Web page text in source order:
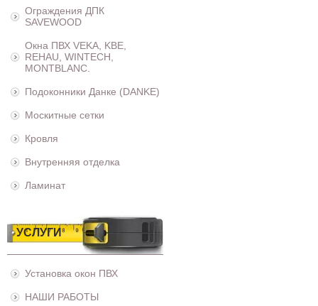
Ограждения ДПК
SAVEWOOD
Окна ПВХ VEKA, KBE,
REHAU, WINTECH,
MONTBLANC.
Подоконники Данке (DANKE)
Москитные сетки
Кровля
Внутренняя отделка
Ламинат
УСЛУГИ
Установка окон ПВХ
НАШИ РАБОТЫ